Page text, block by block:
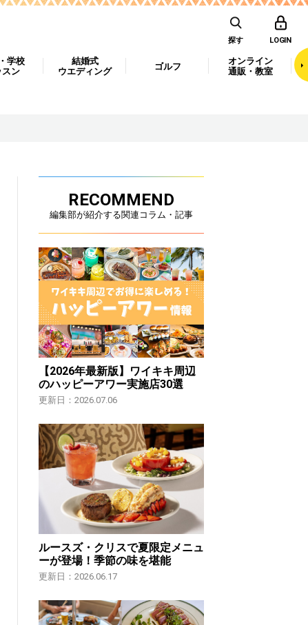
探す LOGIN
学校
スン
結婚式
ウエディング
ゴルフ
オンライン
通販・教室
RECOMMEND
編集部が紹介する関連コラム・記事
【2026年最新版】ワイキキ周辺
のハッピーアワー実施店30選
更新日：2026.07.06
ルースズ・クリスで夏限定メニュ
ーが登場！季節の味を堪能
更新日：2026.06.17